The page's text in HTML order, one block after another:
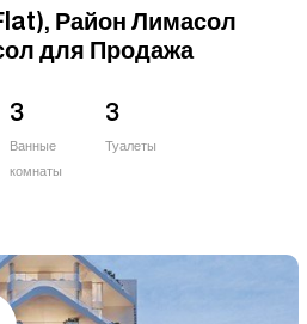
Район Лимасол
для Продажа
3
Ванные
комнаты
3
Туалеты